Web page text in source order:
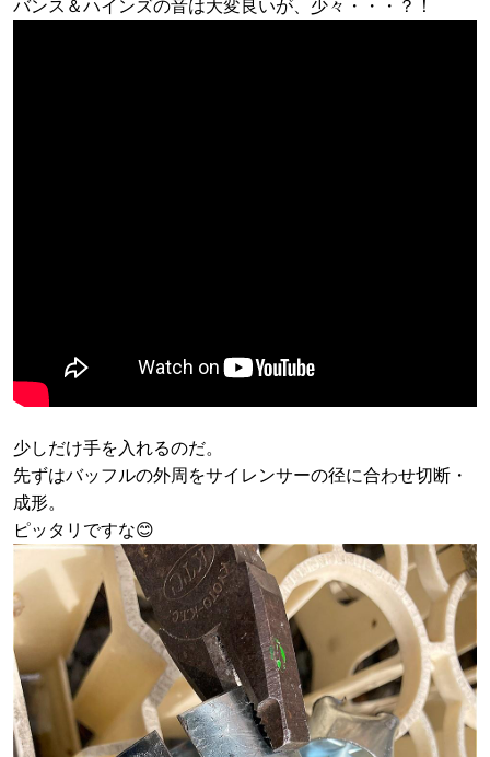
バンス＆ハインズの音は大変良いが、少々・・・？！
少しだけ手を入れるのだ。
先ずはバッフルの外周をサイレンサーの径に合わせ切断・
成形。
ピッタリですな😊